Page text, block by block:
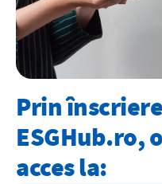
Prin
ESGHub.ro,
acces la: